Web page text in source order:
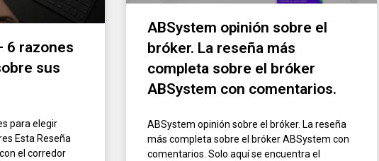
6 razones
sus
para elegir
Esta Reseña
el corredor
ABSystem opinión sobre el
bróker. La reseña más
completa sobre el bróker
ABSystem con comentarios.
ABSystem opinión sobre el bróker. La reseña
más completa sobre el bróker ABSystem con
comentarios. Solo aquí se encuentra el